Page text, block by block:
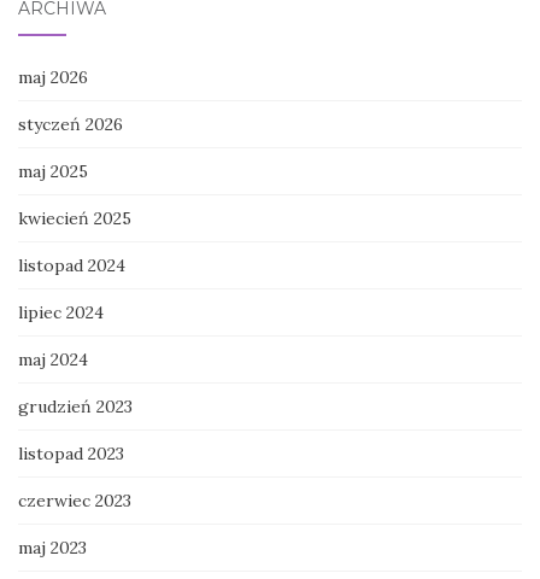
ARCHIWA
maj 2026
styczeń 2026
maj 2025
kwiecień 2025
listopad 2024
lipiec 2024
maj 2024
grudzień 2023
listopad 2023
czerwiec 2023
maj 2023